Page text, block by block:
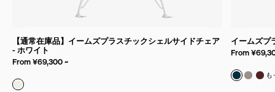
【通常在庫品】イームズプラスチックシェルサイドチェア
- ホワイト
From ¥69,300 ~
リサイクルプラスチック & ホワイト
イームズプ
From
リサイク
リサ
リも